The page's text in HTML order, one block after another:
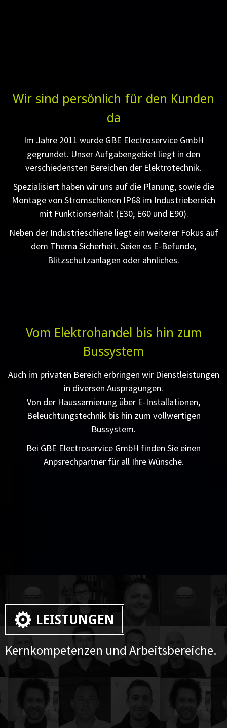
Wir sind persönlich für den Kunden
da
Im Jahre 2011 wurde GBE Electroservice GmbH
gegründet. Unser Aufgabengebiet liegt in den
verschiedensten Bereichen der Elektrotechnik.
Spezialisiert haben wir uns auf die Planung, sowie die
Montage von Stromschienen IP68 im Industriebereich
mit Funktionserhalt (E30, E60 und E90).
Neben der Industrieschiene liegt ein weiterer Fokus auf
dem Thema Sicherheit. Seien es E-Befunde,
Blitzschutzanlagen oder ähnliches.
Vom Elektrohandel bis hin zum
Bussystem
Auch im privaten Bereich erbringen wir Dienstleistungen
in diversen Ausprägungen.
Von der Haussarnierung über E-Installationen,
Beleuchtungstechnik bis hin zum vollwertigen
Bussystem.
Bei GBE Electroservice GmbH finden Sie einen
Anpsrechpartner für all Ihre Wünsche.
LEISTUNGEN
Kernkompetenzen und Arbeitsbereiche.